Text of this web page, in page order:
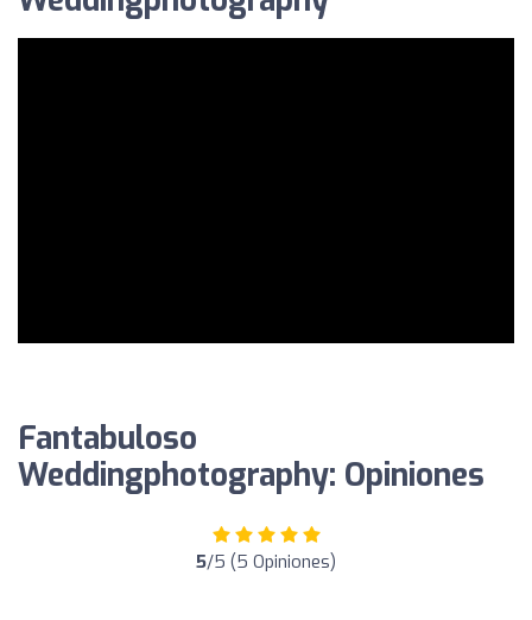
Fantabuloso
Weddingphotography: Opiniones
5/5 (5 Opiniones)